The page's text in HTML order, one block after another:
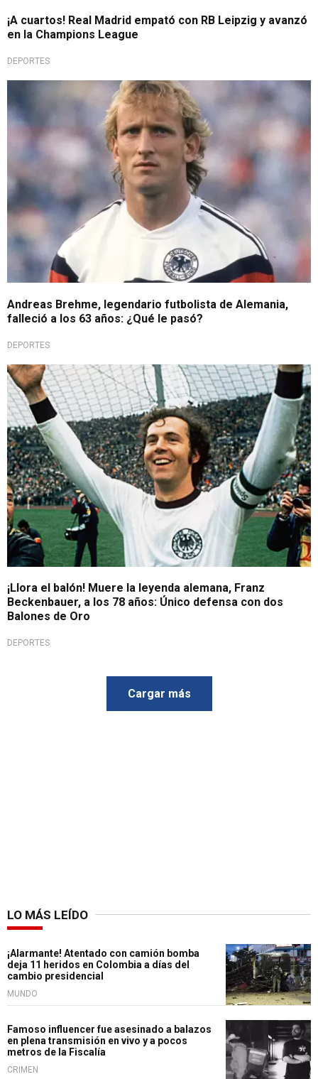
¡A cuartos! Real Madrid empató con RB Leipzig y avanzó
en la Champions League
DEPORTES
Andreas Brehme, legendario futbolista de Alemania,
falleció a los 63 años: ¿Qué le pasó?
DEPORTES
Lo último
¡Llora el balón! Muere la leyenda alemana, Franz
Beckenbauer, a los 78 años: Único defensa con dos
Balones de Oro
DEPORTES
Cargar más
LO MÁS LEÍDO
¡Alarmante! Atentado con camión bomba
deja 11 heridos en Colombia a días del
cambio presidencial
MUNDO
Famoso influencer fue asesinado a balazos
en plena transmisión en vivo y a pocos
metros de la Fiscalía
CRIMEN